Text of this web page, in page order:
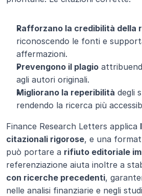
Rafforzano la credibilità della
riconoscendo le fonti e
affermazioni.
Prevengono il plagio
agli autori originali.
Migliorano la reperibilità degli
rendendo la ricerca più
Finance Research Letters applica
citazionali rigorose, e una
può portare a rifiuto editoriale
referenziazione aiuta inoltre a
con ricerche precedenti,
nelle analisi finanziarie e negli